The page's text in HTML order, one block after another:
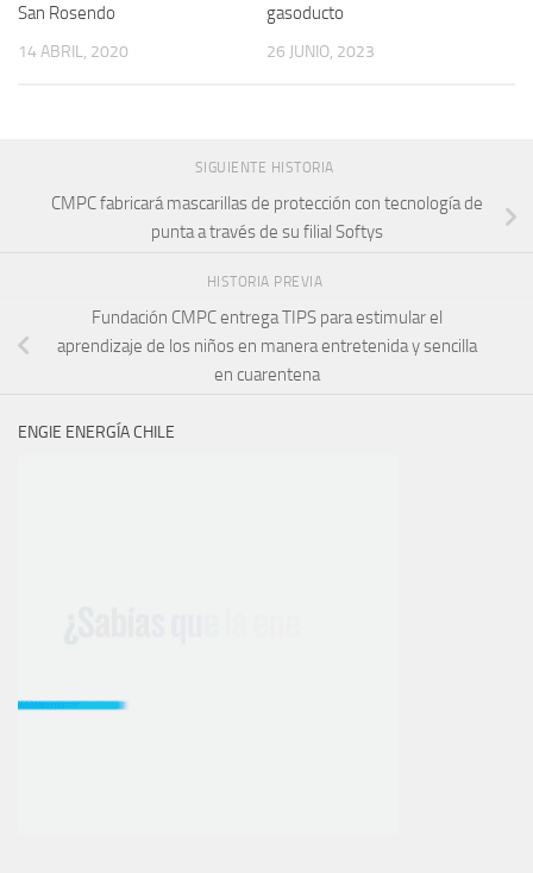
San Rosendo
14 ABRIL, 2020
gasoducto
26 JUNIO, 2023
SIGUIENTE HISTORIA
CMPC fabricará mascarillas de protección con tecnología de
punta a través de su filial Softys
HISTORIA PREVIA
Fundación CMPC entrega TIPS para estimular el
aprendizaje de los niños en manera entretenida y sencilla
en cuarentena
ENGIE ENERGÍA CHILE